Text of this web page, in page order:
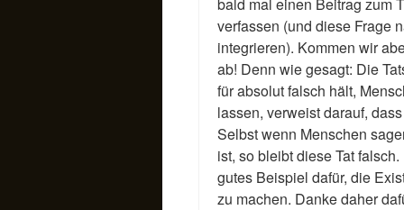
verfassen (und diese Frage
integrieren). Kommen wir
ab! Denn wie gesagt: Die
für absolut falsch hält,
lassen, verweist darauf,
Selbst wenn Menschen
ist, so bleibt diese Tat
gutes Beispiel dafür, die
zu machen. Danke daher